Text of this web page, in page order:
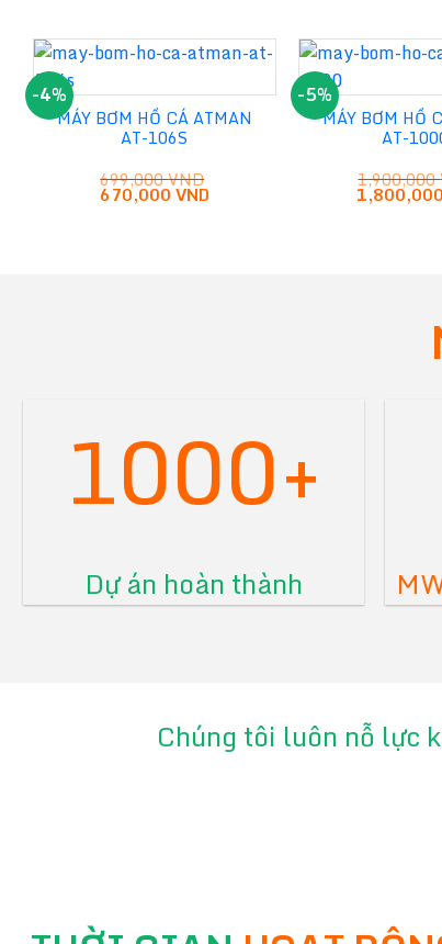
-4%
MÁY BƠM HỒ CÁ ATMAN
AT-106S
699,000VND
Giá
gốc
670,000 VNDGiá
-5%
MÁY BƠM HỒ
AT-
1,900,000
Giá
gốc
1000+
Dự án hoàn thành
Chúng tôi luôn nỗ lực